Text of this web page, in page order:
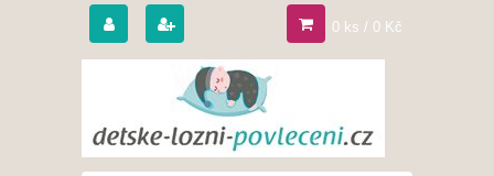
0 ks / 0 Kč